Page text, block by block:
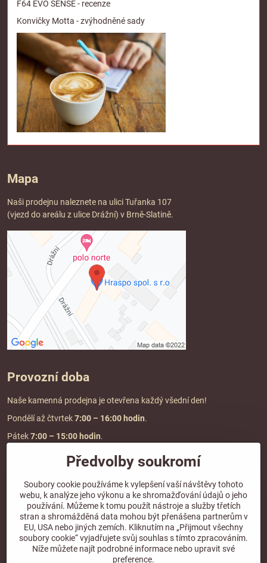
F64 EVO SENSE - recenze
Konvičky Motta - zvýhodněné sady
Mapa
Naši prodejnu naleznete na ulici Tuřanka 107
(vjezd do areálu z ulice Drážní) v Brně-Slatině.
Provozní doba
Naše kamenná prodejna je otevřena každý všední den!
Pondělí až čtvrtek7:00 – 16:00 hodin.
Pátek7:00 – 15:00 hodin.
Doprava a platba
DOPRAVA ZDARMA
při objednávce nad2000 Kč vč. DPH.
*Nevztahuje se na paletovou přepravu.
Předvolby soukromí
Soubory cookie používáme k vylepšení vaší návštěvy tohoto
webu, k analýze jeho výkonu a ke shromažďování údajů o jeho
používání. Můžeme k tomu použít nástroje a služby třetích
stran a shromážděná data mohou být přenášena partnerům v
EU, USA nebo jiných zemích. Kliknutím na „Přijmout všechny
soubory cookie“ vyjadřujete svůj souhlas s tímto zpracováním.
Níže můžete najít podrobné informace nebo upravit své
preference.